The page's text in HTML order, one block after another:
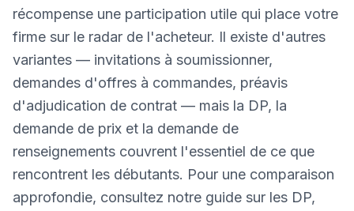
récompense une participation utile qui place votre
firme sur le radar de l'acheteur. Il existe d'autres
variantes — invitations à soumissionner,
demandes d'offres à commandes, préavis
d'adjudication de contrat — mais la DP, la
demande de prix et la demande de
renseignements couvrent l'essentiel de ce que
rencontrent les débutants. Pour une comparaison
approfondie, consultez notre guide sur les DP,